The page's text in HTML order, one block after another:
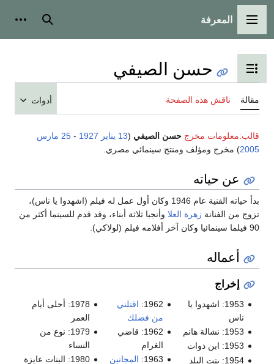
القائمة الرئيسية
المعرفة بحث
تبديل عرض جدول المحتويات
حسن الصيفي
ناقش هذه الصفحة أدوات
مخرج حسن الصيفي(13 يناير 1927
-25 مارس
) مخرج ومؤلف ومنتج سينمائي مصري.
عن حياته
بدأ حياته الفنية عام 1946 وكان أول عمل له فيلم (اشهدوا يا ناس)،
من الفنانةزهرة العلا وأنجبا ثلاثة أبناء، وقد قدم للسينما أكثر من
أعماله
إخراج
1953: اشهدوا يا
1953: نشالة هانم
1953: ابن ذوات
1954: بنت البلد
1962: اقتلني
من فضلك
1962: قاضي
الغرام
1963: المجانين
1978: أحلى أيام
العمر
1979: نوع من
النساء
1980: البنات عايزة